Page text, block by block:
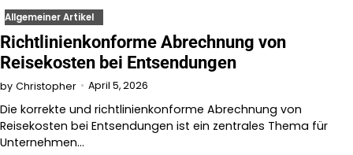
Allgemeiner Artikel
Richtlinienkonforme Abrechnung von
Reisekosten bei Entsendungen
by Christopher April 5, 2026
Die korrekte und richtlinienkonforme Abrechnung von
Reisekosten bei Entsendungen ist ein zentrales Thema für
Unternehmen…